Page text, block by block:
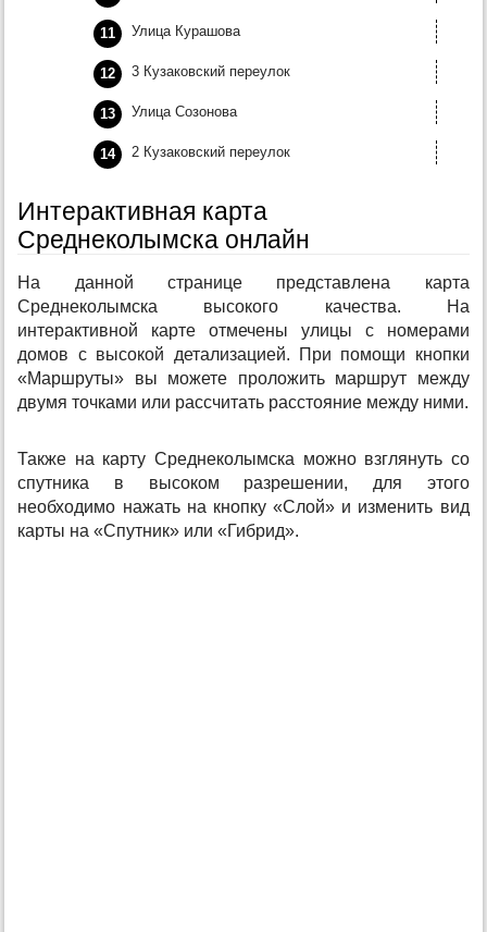
Улица Курашова
3 Кузаковский переулок
Улица Созонова
2 Кузаковский переулок
Интерактивная карта
Среднеколымска онлайн
На данной странице представлена карта
Среднеколымска высокого качества. На
интерактивной карте отмечены улицы с номерами
домов с высокой детализацией. При помощи кнопки
«Маршруты» вы можете проложить маршрут между
двумя точками или рассчитать расстояние между ними.
Также на карту Среднеколымска можно взглянуть со
спутника в высоком разрешении, для этого
необходимо нажать на кнопку «Слой» и изменить вид
карты на «Спутник» или «Гибрид».